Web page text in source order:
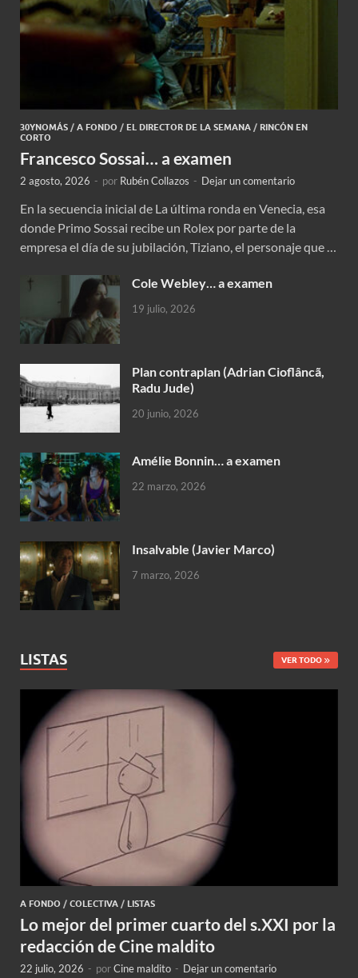
30YNOMÁS / A FONDO / EL DIRECTOR DE LA SEMANA / RINCÓN EN
CORTO
Francesco Sossai… a examen
2 agosto, 2026 - por Rubén Collazos - Dejar un comentario
En la secuencia inicial de La última ronda en Venecia, esa
donde Primo Sossai recibe un Rolex por parte de la
empresa el día de su jubilación, Tiziano, el personaje que …
Cole Webley… a examen
19 julio, 2026
Plan contraplan (Adrian Cioflâncã,
Radu Jude)
20 junio, 2026
Amélie Bonnin… a examen
22 marzo, 2026
Insalvable (Javier Marco)
7 marzo, 2026
LISTAS VER TODO
A FONDO / COLECTIVA / LISTAS
Lo mejor del primer cuarto del s.XXI por la
redacción de Cine maldito
22 julio, 2026 - porCine maldito - Dejar un comentario